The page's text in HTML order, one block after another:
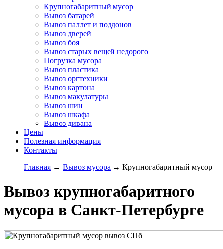
Крупногабаритный мусор
Вывоз батарей
Вывоз паллет и поддонов
Вывоз дверей
Вывоз боя
Вывоз старых вещей недорого
Погрузка мусора
Вывоз пластика
Вывоз оргтехники
Вывоз картона
Вывоз макулатуры
Вывоз шин
Вывоз шкафа
Вывоз дивана
Цены
Полезная информация
Контакты
Главная → Вывоз мусора → Крупногабаритный мусор
Вывоз крупногабаритного
мусора в Санкт-Петербурге